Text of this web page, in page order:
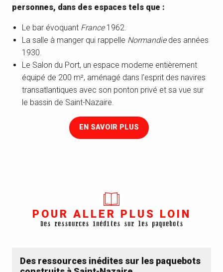
personnes, dans des espaces tels que :
Le bar évoquant France1962.
La salle à manger qui rappelle Normandiedes années
1930.
Le Salon du Port, un espace moderne entièrement
équipé de 200 m², aménagé dans l’esprit des navires
transatlantiques avec son ponton privé et sa vue sur
le bassin de Saint-Nazaire.
EN SAVOIR PLUS
POUR ALLER PLUS LOIN
Des ressources inédites sur les paquebots
Des ressources inédites sur les paquebots